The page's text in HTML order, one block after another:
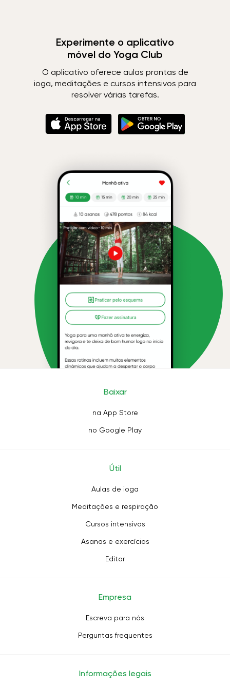
Experimente o aplicativo
móvel do Yoga Club
O aplicativo oferece aulas prontas de
ioga, meditações e cursos intensivos para
resolver várias tarefas.
Baixar
na App Store
no Google Play
Útil
Aulas de ioga
Meditações e respiração
Cursos intensivos
Asanas e exercícios
Editor
Empresa
Escreva para nós
Perguntas frequentes
Informações legais